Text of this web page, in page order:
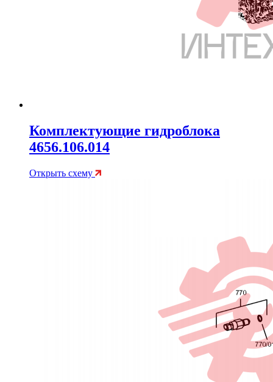
Комплектующие гидроблока
4656.106.014
Открыть схему